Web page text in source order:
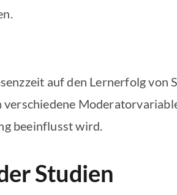
auf den Lernerfolg von
beeinflusst wird.
Studien